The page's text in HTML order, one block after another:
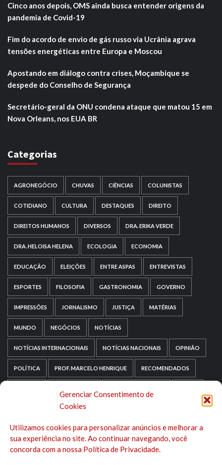
Gerenciar Consentimento de
Cookies
Utilizamos cookies para personalizar anúncios e melhorar a
sua experiência no site. Ao continuar navegando, você
concorda com a nossa Política de Privacidade.
Cinco anos depois, OMS ainda busca entender origens da
pandemia de Covid-19
Fim do acordo de envio de gás russo via Ucrânia agrava
tensões energéticas entre Europa e Moscou
Apostando em diálogo contra crises, Moçambique se
despede do Conselho de Segurança
Secretário-geral da ONU condena ataque que matou 15 em
Nova Orleans, nos EUA BR
Categorias
AGRONEGÓCIO CHUVAS CIÊNCIAS COLUNISTAS
COTIDIANO CULTURA DESTAQUES DIREITO
DIREITOS HUMANOS DIVERSOS DRA. ERIKA VERDE
DRA. HELOISA HELENA ECOLOGIA ECONOMIA
EDUCAÇÃO ELEIÇÕES ENTRE ASPAS ENTREVISTAS
ESPORTES FILOSOFIA GASTRONOMIA GOVERNO
IMPRESSÕES JORNALISMO JUSTIÇA MATÉRIAS
MUNDO NEGÓCIOS NOTÍCIAS
NOTÍCIAS INTERNACIONAIS NOTÍCIAS NACIONAIS OPINIÃO
POLÍTICA PROF. MARCELO HENRIQUE RECOMENDADOS
SEM CATEGORIA
TECNOLOGIA TRIPADVISOR TURISMO